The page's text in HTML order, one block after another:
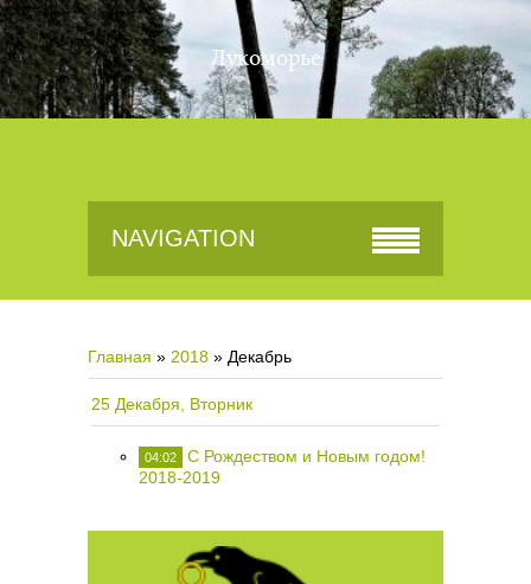
Лукоморье
NAVIGATION
Главная » 2018 » Декабрь
25 Декабря, Вторник
04:02
С Рождеством и Новым годом!
2018-2019